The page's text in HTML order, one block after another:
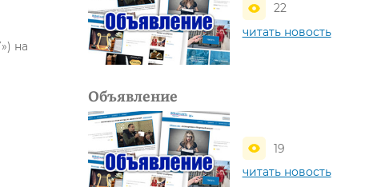
на
22
читать новость
Объявление
19
читать новость